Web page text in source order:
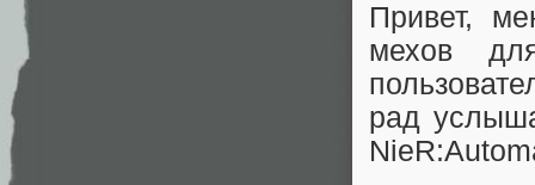
Привет,
мехов
рад